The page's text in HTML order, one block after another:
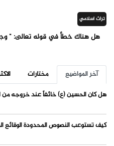
تراث اسلامي
هل هناك خطأ في قوله تعالى: "
آخر المواضيع مختارات
هل كان الحسين (ع) خائفاً عند خروجه من
كيف تستوعب النصوص المحدودة الوقائع